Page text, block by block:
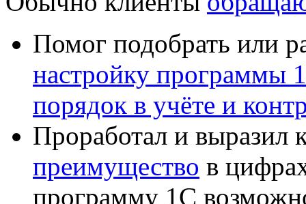
Помог подобрать или
настройку программы
порядок в учёте и
Проработал и выразил
преимущество в
программу 1С